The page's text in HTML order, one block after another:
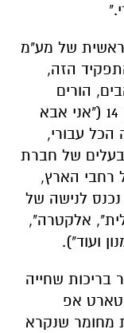
ראשית של מע"מ
הזה,
הורים
לשהם בן 22, אופיר בת 20 ואורי בן 14 ("אני אבא
הכל עבורי,
של חברת
רחבי הארץ,
לנישה של
אלקטרה",
ועוד").
בריכות שחייה
אפ
מחומר שנקרא